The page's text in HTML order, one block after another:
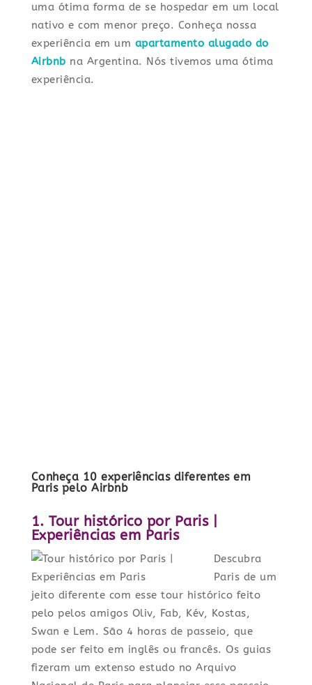
uma ótima forma de se hospedar em um local
nativo e com menor preço. Conheça nossa
experiência em um apartamento alugado do
Airbnb na Argentina. Nós tivemos uma ótima
experiência.
Conheça 10 experiências diferentes em
Paris pelo Airbnb
1. Tour histórico por Paris |
Experiências em Paris
Descubra
Paris de um
jeito diferente com esse tour histórico feito
pelo pelos amigos Oliv, Fab, Kév, Kostas,
Swan e Lem. São 4 horas de passeio, que
pode ser feito em inglês ou francês. Os guias
fizeram um extenso estudo no Arquivo